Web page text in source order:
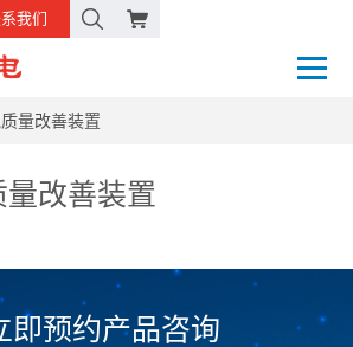
我们
量改善装置
改善装置
即预约产品咨询